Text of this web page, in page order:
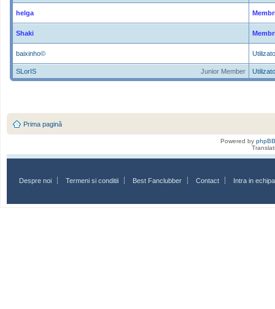
helga
Shaki
baixinho©
Junior Member
SLorIS
Prima pagină
Powered by phpBB
Despre noi Termeni si conditii Best Fanclubber Contact Intra in